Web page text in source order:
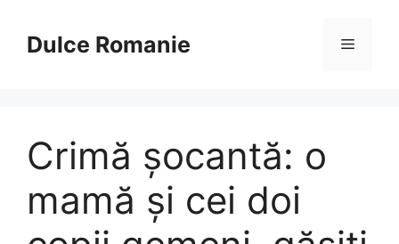
conținutDulce Romanie Meniu
Crimă șocantă: o
mamă și cei doi